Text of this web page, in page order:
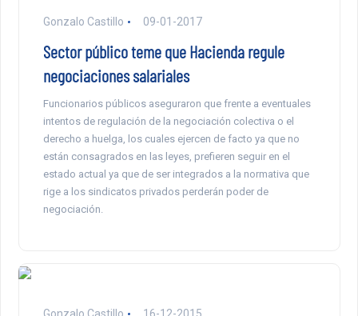
Gonzalo Castillo 09-01-2017
Sector público teme que Hacienda regule
negociaciones salariales
Funcionarios públicos aseguraron que frente a eventuales
intentos de regulación de la negociación colectiva o el
derecho a huelga, los cuales ejercen de facto ya que no
están consagrados en las leyes, prefieren seguir en el
estado actual ya que de ser integrados a la normativa que
rige a los sindicatos privados perderán poder de
negociación.